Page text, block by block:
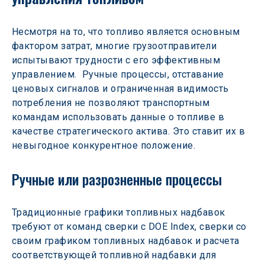
Несмотря на то, что топливо является основным
фактором затрат, многие грузоотправители
испытывают трудности с его эффективным
управлением.  Ручные процессы, отставание
ценовых сигналов и ограниченная видимость
потребления не позволяют транспортным
командам использовать данные о топливе в
качестве стратегического актива. Это ставит их в
невыгодное конкурентное положение.
Ручные или разрозненные процессы
Традиционные графики топливных надбавок
требуют от команд сверки с DOE Index, сверки со
своим графиком топливных надбавок и расчета
соответствующей топливной надбавки для